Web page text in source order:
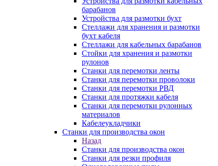
барабанов
Устройства для размотки бухт
Стеллажи для хранения и размотки
бухт кабеля
Стеллажи для кабельных барабанов
Стойки для хранения и размотки
рулонов
Станки для перемотки ленты
Станки для перемотки проволоки
Станки для перемотки РВД
Станки для протяжки кабеля
Станки для перемотки рулонных
материалов
Кабелеукладчики
Станки для производства окон
Назад
Станки для производства окон
Станки для резки профиля